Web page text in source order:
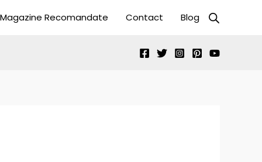
Magazine Recomandate Contact Blog